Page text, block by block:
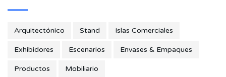
Arquitectónico Stand Islas Comerciales
Exhibidores Escenarios Envases & Empaques
Productos Mobiliario